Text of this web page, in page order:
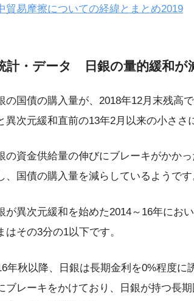
貿易摩擦についての経緯とまとめ2019
計・データ 日銀の量的緩和が
の国債の購入量が、2018年12月末残高
異次元緩和直前の13年2月以来の小ささ
の資金供給量の伸びにブレーキがかか
、国債の購入量を減らしているようです
が異次元緩和を始めた2014～16年にお
はその3分の1以下です。
年秋以降、日銀は長期金利を0%程度
ブレーキをかけており、日銀が持つ長